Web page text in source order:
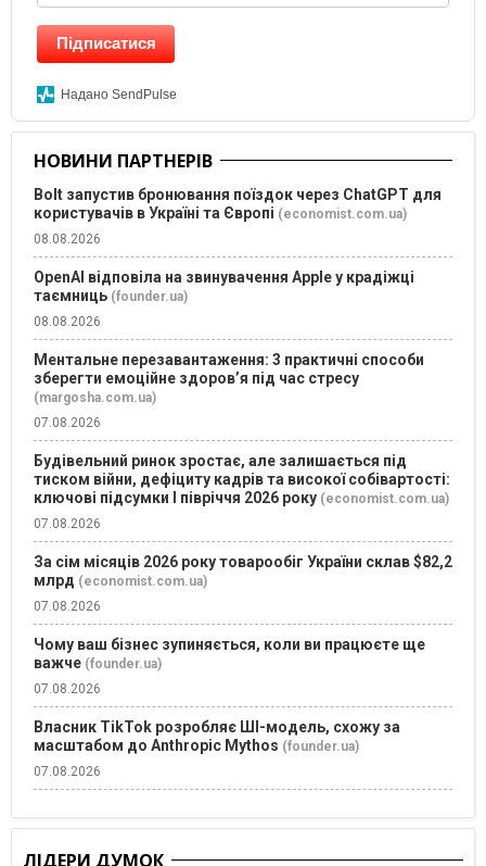
Підписатися
Надано SendPulse
НОВИНИ ПАРТНЕРІВ
Bolt запустив бронювання поїздок через ChatGPT для
користувачів в Україні та Європі (economist.com.ua)
08.08.2026
OpenAI відповіла на звинувачення Apple у крадіжці
таємниць (founder.ua)
08.08.2026
Ментальне перезавантаження: 3 практичні способи
зберегти емоційне здоров’я під час стресу
(margosha.com.ua)
07.08.2026
Будівельний ринок зростає, але залишається під
тиском війни, дефіциту кадрів та високої собівартості:
ключові підсумки І півріччя 2026 року (economist.com.ua)
07.08.2026
За сім місяців 2026 року товарообіг України склав $82,2
млрд (economist.com.ua)
07.08.2026
Чому ваш бізнес зупиняється, коли ви працюєте ще
важче (founder.ua)
07.08.2026
Власник TikTok розробляє ШІ-модель, схожу за
масштабом до Anthropic Mythos (founder.ua)
07.08.2026
ЛІДЕРИ ДУМОК